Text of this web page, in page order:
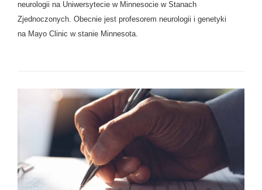
neurologii na Uniwersytecie w Minnesocie w Stanach
Zjednoczonych. Obecnie jest profesorem neurologii i genetyki
na Mayo Clinic w stanie Minnesota.